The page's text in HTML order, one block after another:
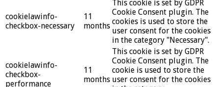
cookielawinfo-
checkbox-necessary
11
months
This cookie is set by GDPR
Cookie Consent plugin. The
cookies is used to store the
user consent for the cookies
in the category "Necessary".
cookielawinfo-
checkbox-
performance
11
months
This cookie is set by GDPR
Cookie Consent plugin. The
cookie is used to store the
user consent for the cookies